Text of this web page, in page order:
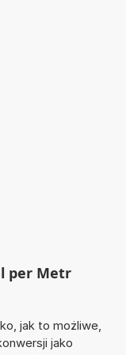
per Metr
jak to możliwe,
jako